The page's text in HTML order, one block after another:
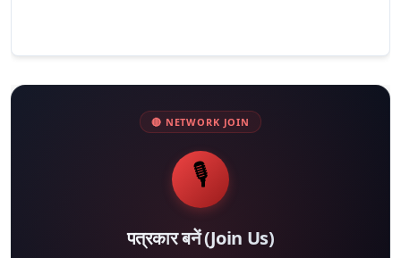
🔴 NETWORK JOIN
🎙️
पत्रकार बनें (Join Us)